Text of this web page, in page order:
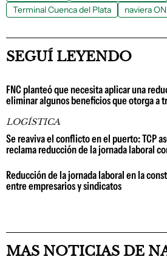
Terminal Cuenca del Plata
naviera
SEGUÍ LEYENDO
FNC planteó que necesita aplicar una
eliminar algunos beneficios que otorga a
LOGÍSTICA
Se reaviva el conflicto en el puerto: TCP
reclama reducción de la jornada laboral
Reducción de la jornada laboral en la
entre empresarios y sindicatos
MAS NOTICIAS DE